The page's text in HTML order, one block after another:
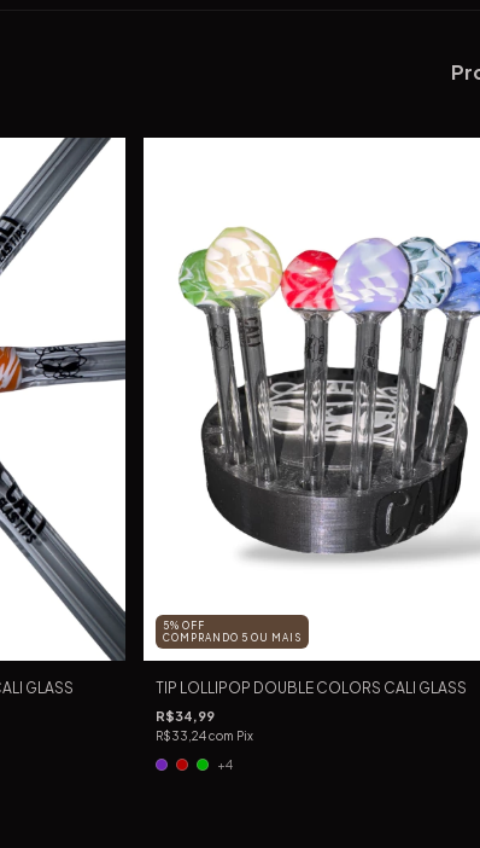
GLASS
5% OFF
COMPRANDO 5 OU MAIS
TIP LOLLIPOP DOUBLE COLORS CALI GLASS
R$34,99
R$33,24com Pix
+4